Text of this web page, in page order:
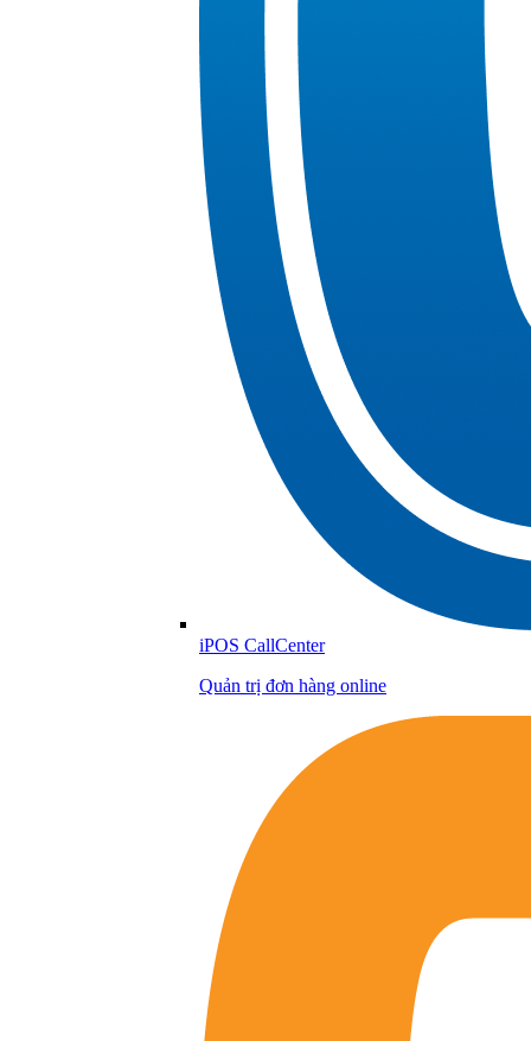
iPOS CallCenter
Quản trị đơn hàng online